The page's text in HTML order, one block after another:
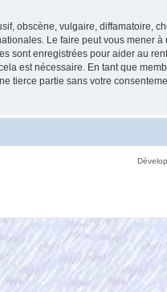
obscène, vulgaire, diffamatoire,
Le faire peut vous mener
sont enregistrées pour aider au
est nécessaire. En tant que
tierce partie sans votre